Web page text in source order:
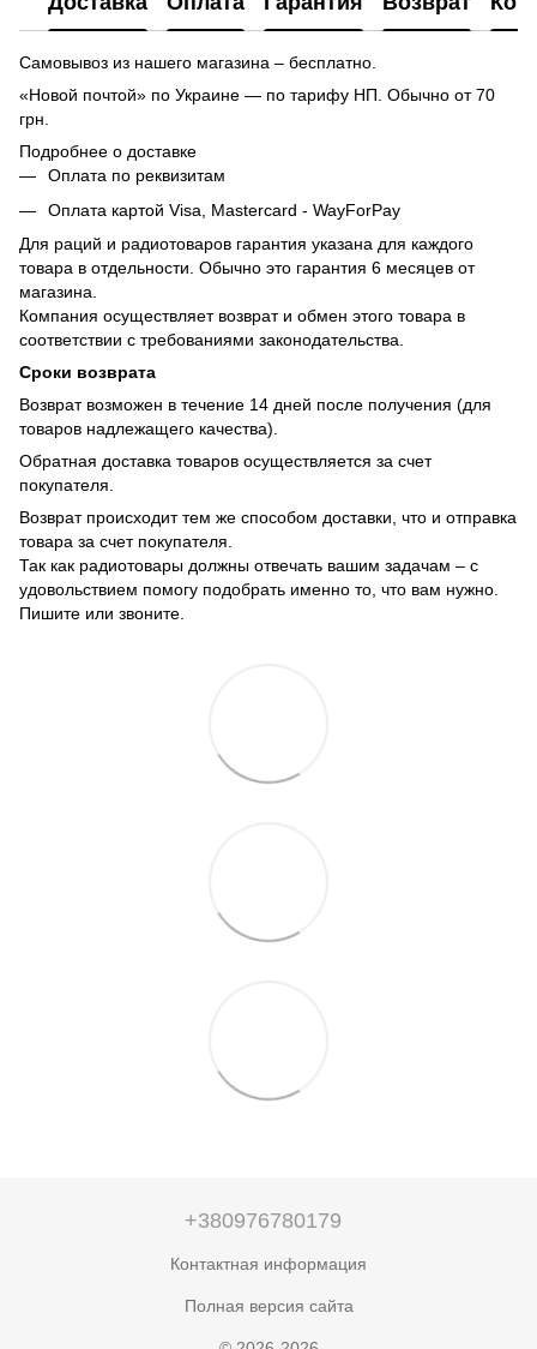
Самовывоз из нашего магазина – бесплатно.
«Новой почтой» по Украине — по тарифу НП. Обычно от 70
грн.
Подробнее о доставке
Оплата по реквизитам
Оплата картой Visa, Mastercard - WayForPay
Для раций и радиотоваров гарантия указана для каждого
товара в отдельности. Обычно это гарантия 6 месяцев от
магазина.
Компания осуществляет возврат и обмен этого товара в
соответствии с требованиями законодательства.
Сроки возврата
Возврат возможен в течение 14 дней после получения (для
товаров надлежащего качества).
Обратная доставка товаров осуществляется за счет
покупателя.
Возврат происходит тем же способом доставки, что и отправка
товара за счет покупателя.
Так как радиотовары должны отвечать вашим задачам – с
удовольствием помогу подобрать именно то, что вам нужно.
Пишите или звоните.
+380976780179
Контактная информация
Полная версия сайта